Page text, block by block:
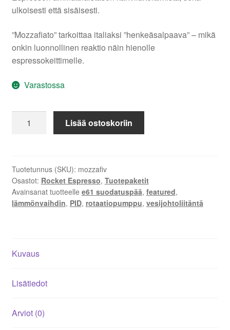
ulkoisesti että sisäisesti.
”Mozzafiato” tarkoittaa italiaksi ”henkeäsalpaava” – mikä
onkin luonnollinen reaktio näin hienolle
espressokeittimelle.
Varastossa
Mozzafiato
V
määrä
Lisää ostoskoriin
Tuotetunnus (SKU): mozzafiv
Osastot: Rocket Espresso, Tuotepaketit
Avainsanat tuotteelle e61 suodatuspää, featured,
lämmönvaihdin, PID, rotaatiopumppu, vesijohtoliitäntä
Kuvaus
Lisätiedot
Arviot (0)